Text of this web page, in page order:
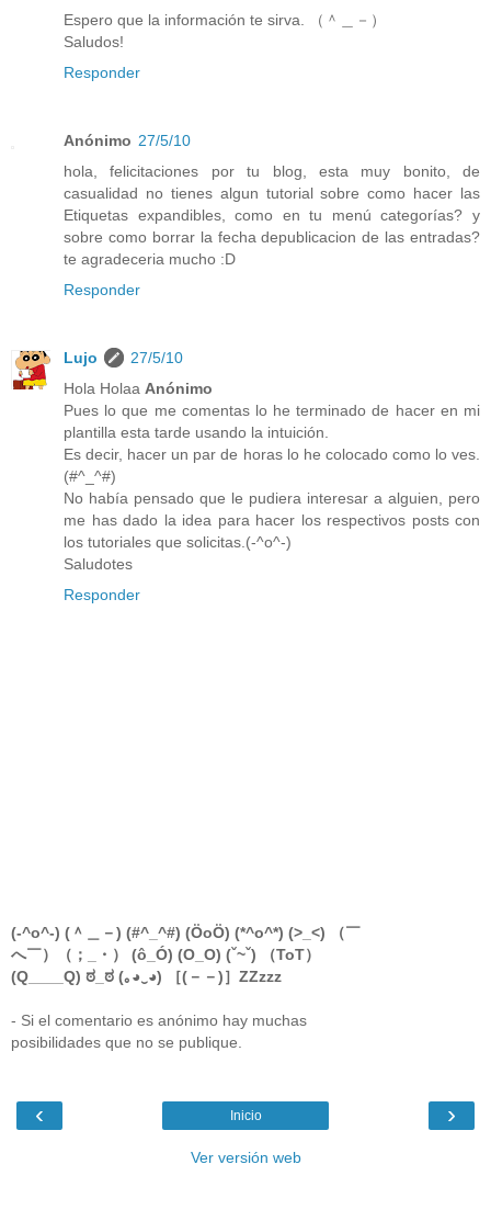
Espero que la información te sirva. （＾＿－）
Saludos!
Responder
Anónimo 27/5/10
hola, felicitaciones por tu blog, esta muy bonito, de
casualidad no tienes algun tutorial sobre como hacer las
Etiquetas expandibles, como en tu menú categorías? y
sobre como borrar la fecha depublicacion de las entradas?
te agradeceria mucho :D
Responder
Lujo
27/5/10
Hola Holaa Anónimo
Pues lo que me comentas lo he terminado de hacer en mi
plantilla esta tarde usando la intuición.
Es decir, hacer un par de horas lo he colocado como lo ves.
(#^_^#)
No había pensado que le pudiera interesar a alguien, pero
me has dado la idea para hacer los respectivos posts con
los tutoriales que solicitas.(-^o^-)
Saludotes
Responder
(-^o^-) (＾＿－) (#^_^#) (ÖoÖ) (*^o^*) (>_<) （￣
へ￣）（；_・） (ô_Ó) (O_O) (ˇ~ˇ) （ToT）
(Q____Q) ಠ_ಠ (｡◕‿◕) ［(－－)］ZZzzz
- Si el comentario es anónimo hay muchas
posibilidades que no se publique.
‹ ›
Inicio
Ver versión web